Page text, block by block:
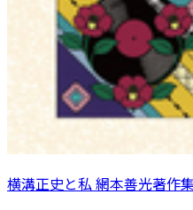
横溝正史と私 網本善光著作